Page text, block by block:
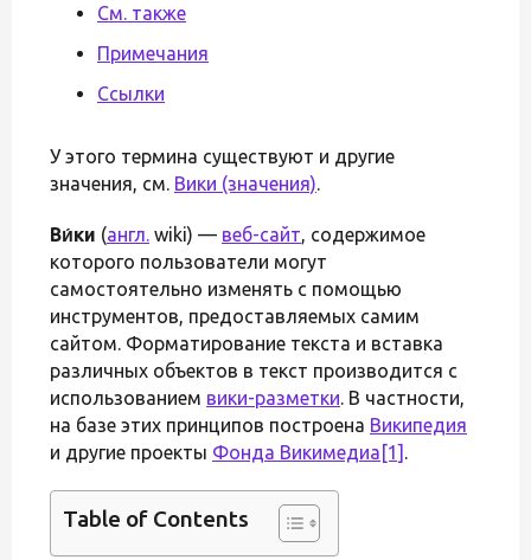
См. также
Примечания
Ссылки
У этого термина существуют и другие
значения, см. Вики (значения).
Ви́ки (англ. wiki) — веб-сайт, содержимое
которого пользователи могут
самостоятельно изменять с помощью
инструментов, предоставляемых самим
сайтом. Форматирование текста и вставка
различных объектов в текст производится с
использованием вики-разметки. В частности,
на базе этих принципов построена Википедия
и другие проекты Фонда Викимедиа [1] .
Table of Contents